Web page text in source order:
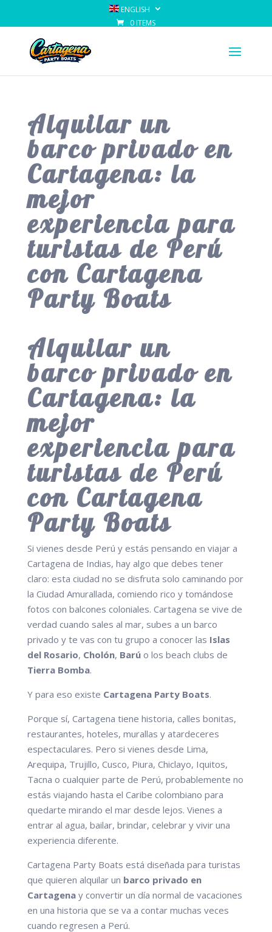
ENGLISH
0 ITEMS
Alquilar un
barco privado en
Cartagena: la
mejor
experiencia para
turistas de Perú
con Cartagena
Party Boats
Alquilar un
barco privado en
Cartagena: la
mejor
experiencia para
turistas de Perú
con Cartagena
Party Boats
Si vienes desde Perú y estás pensando en viajar a
Cartagena de Indias, hay algo que debes tener
claro: esta ciudad no se disfruta solo caminando por
la Ciudad Amurallada, comiendo rico y tomándose
fotos con balcones coloniales. Cartagena se vive de
verdad cuando sales al mar, subes a un barco
privado y te vas con tu grupo a conocer las Islas
del Rosario, Cholón, Barúo los beach clubs de
Tierra Bomba.
Y para eso existe Cartagena Party Boats.
Porque sí, Cartagena tiene historia, calles bonitas,
restaurantes, hoteles, murallas y atardeceres
espectaculares. Pero si vienes desde Lima,
Arequipa, Trujillo, Cusco, Piura, Chiclayo, Iquitos,
Tacna o cualquier parte de Perú, probablemente no
estás viajando hasta el Caribe colombiano para
quedarte mirando el mar desde lejos. Vienes a
entrar al agua, bailar, brindar, celebrar y vivir una
experiencia diferente.
Cartagena Party Boats está diseñada para turistas
que quieren alquilar un barco privado en
Cartagenay convertir un día normal de vacaciones
en una historia que se va a contar muchas veces
cuando regresen a Perú.